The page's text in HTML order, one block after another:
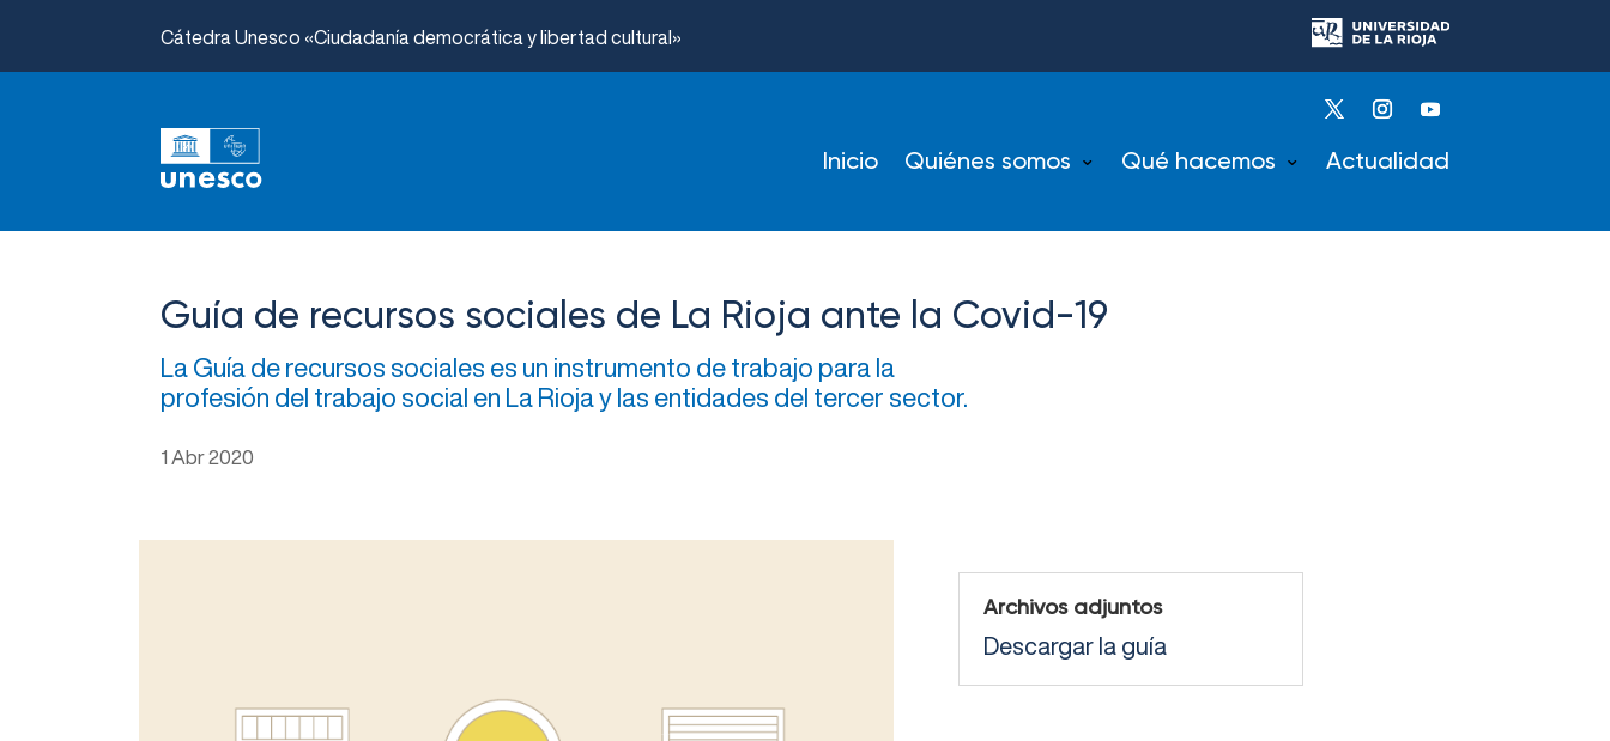
Cátedra Unesco «Ciudadanía democrática y libertad cultural»
Inicio Quiénes somos Qué hacemos Actualidad
Guía de recursos sociales de La Rioja ante la Covid-19
La Guía de recursos sociales es un instrumento de trabajo para la
profesión del trabajo social en La Rioja y las entidades del tercer sector.
1 Abr 2020
Archivos adjuntos
Descargar la guía